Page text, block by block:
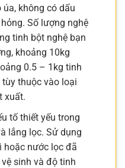
không có dấu
Số lượng nghệ
tinh bột nghệ bạn
khoảng 10kg
0.5 – 1kg tinh
tùy thuộc vào loại
xuất.
tố thiết yếu trong
lắng lọc. Sử dụng
hoặc nước lọc đã
sinh và độ tinh